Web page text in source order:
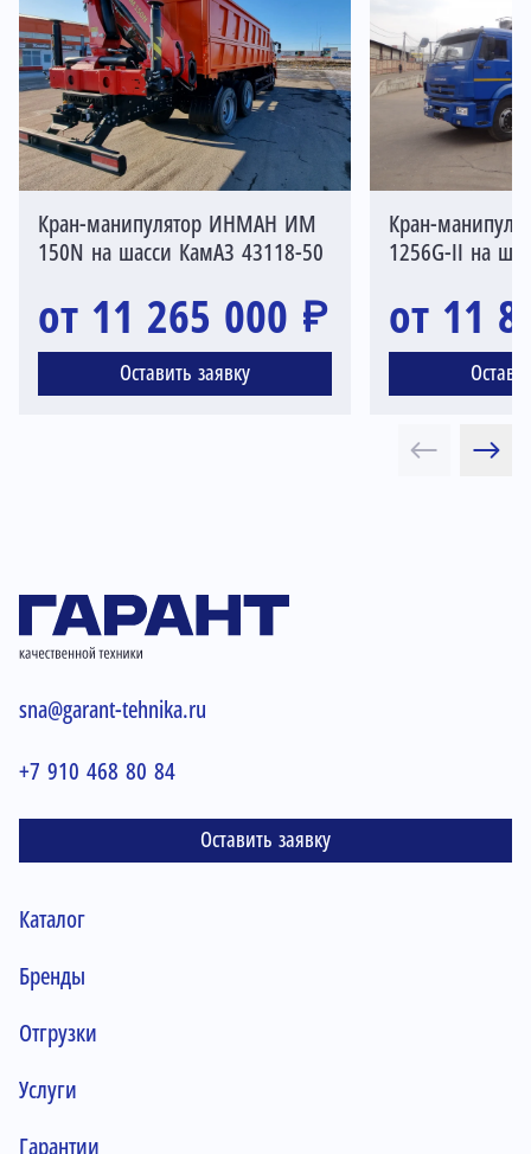
Кран-манипулятор ИНМАН ИМ
150N на шасси КамАЗ 43118-50
от 11 265 000 ₽
Оставить заявку
Кран-
1256G-II на
от 11
sna@garant-tehnika.ru
+7 910 468 80 84
Оставить заявку
Каталог
Бренды
Отгрузки
Услуги
Гарантии